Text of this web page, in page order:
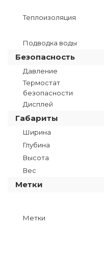
Теплоизоляция
Подводка воды
Безопасность
Давление
Термостат
безопасности
Дисплей
Габариты
Ширина
Глубина
Высота
Вес
Метки
Метки